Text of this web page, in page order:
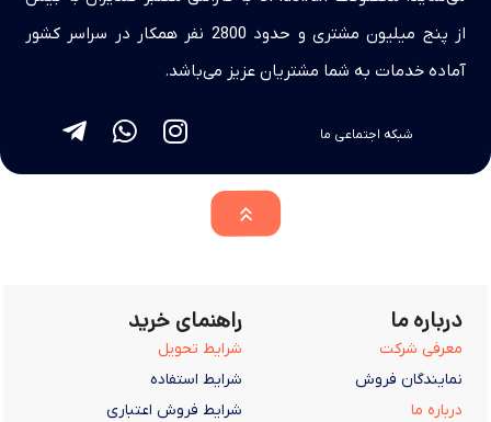
از پنج میلیون مشتری و حدود 2800 نفر همکار در سراسر کشور
آماده خدمات به شما مشتریان عزیز می‌باشد.
شبکه اجتماعی ما
درباره ما
معرفی شرکت
نمایندگان فروش
درباره ما
راهنمای خرید
شرایط تحویل
شرایط استفاده
شرایط فروش اعتباری